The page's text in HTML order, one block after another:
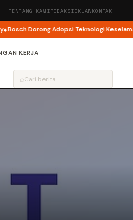
TENTANG KAMIREDAKSIIKLANKONTAK
Dorong Adopsi Teknologi Keselamatan
KERJA
⌕